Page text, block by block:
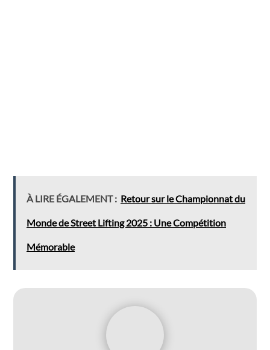
À LIRE ÉGALEMENT : Retour sur le Championnat du
Monde de Street Lifting 2025 : Une Compétition
Mémorable